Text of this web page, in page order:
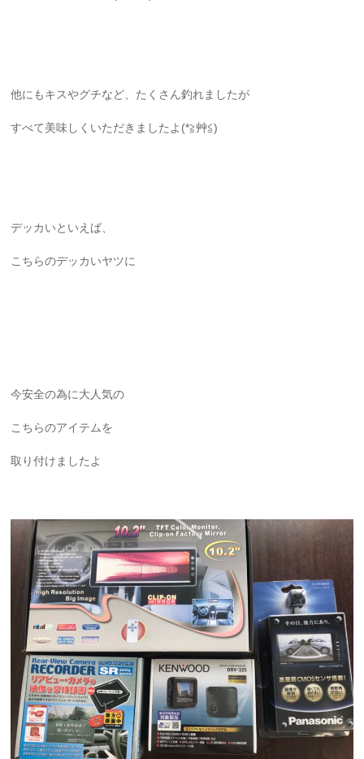
他にもキスやグチなど、たくさん釣れましたが
すべて美味しくいただきましたよ(*≧艸≦)
デッカいといえば、
こちらのデッカいヤツに
今安全の為に大人気の
こちらのアイテムを
取り付けましたよ